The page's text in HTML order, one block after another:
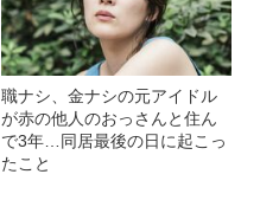
職ナシ、金ナシの元アイドル
が赤の他人のおっさんと住ん
で3年…同居最後の日に起こっ
たこと